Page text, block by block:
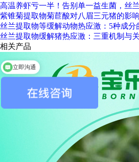
高温养虾亏一半！告别单一益生菌，丝
紫锥菊提取物菊苣酸对八眉三元猪的影
丝兰提取物等缓解动物热应激：5种成分
丝兰提取物缓解猪热应激：三重机制与
相关产品
您需要什么产品
立即沟通